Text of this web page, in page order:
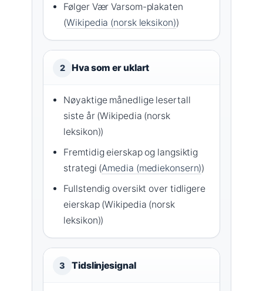
Følger Vær Varsom-plakaten
(Wikipedia (norsk leksikon))
2 Hva som er uklart
Nøyaktige månedlige lesertall
siste år (Wikipedia (norsk
leksikon))
Fremtidig eierskap og langsiktig
strategi (Amedia (mediekonsern))
Fullstendig oversikt over tidligere
eierskap (Wikipedia (norsk
leksikon))
3 Tidslinjesignal